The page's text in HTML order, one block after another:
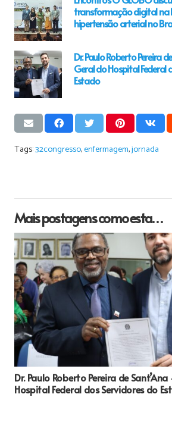
transformação digital na
hipertensão arterial no
Dr. Paulo Roberto Pereira
Geral do Hospital Federal
Estado
Tags:32congresso,enfermagem,jornada
Mais postagens como esta…
Dr. Paulo Roberto Pereira de
Hospital Federal dos Servidores do